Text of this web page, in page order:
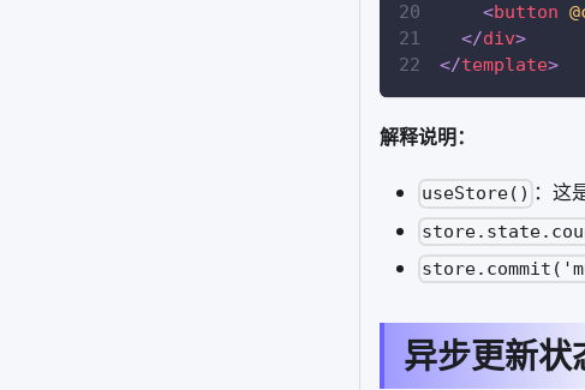
<button
</div>
</template>
解释说明：
useStore() ：这
异步更新状